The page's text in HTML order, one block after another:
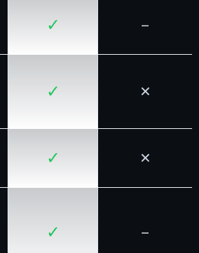
✓ –
✓ ✕
✓ ✕
✓ –